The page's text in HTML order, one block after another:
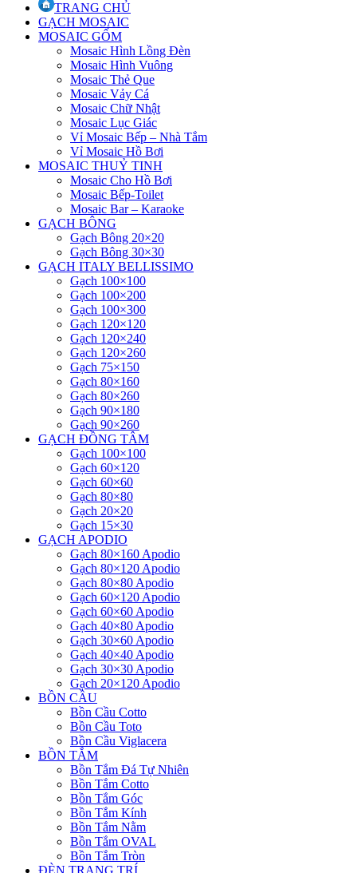
TRANG CHỦ
GẠCH MOSAIC
MOSAIC GỐM
Mosaic Hình Lồng Đèn
Mosaic Hình Vuông
Mosaic Thẻ Que
Mosaic Vảy Cá
Mosaic Chữ Nhật
Mosaic Lục Giác
Vỉ Mosaic Bếp – Nhà Tắm
Vỉ Mosaic Hồ Bơi
MOSAIC THUỶ TINH
Mosaic Cho Hồ Bơi
Mosaic Bếp-Toilet
Mosaic Bar – Karaoke
GẠCH BÔNG
Gạch Bông 20×20
Gạch Bông 30×30
GẠCH ITALY BELLISSIMO
Gạch 100×100
Gạch 100×200
Gạch 100×300
Gạch 120×120
Gạch 120×240
Gạch 120×260
Gạch 75×150
Gạch 80×160
Gạch 80×260
Gạch 90×180
Gạch 90×260
GẠCH ĐỒNG TÂM
Gạch 100×100
Gạch 60×120
Gạch 60×60
Gạch 80×80
Gạch 20×20
Gạch 15×30
GẠCH APODIO
Gạch 80×160 Apodio
Gạch 80×120 Apodio
Gạch 80×80 Apodio
Gạch 60×120 Apodio
Gạch 60×60 Apodio
Gạch 40×80 Apodio
Gạch 30×60 Apodio
Gạch 40×40 Apodio
Gạch 30×30 Apodio
Gạch 20×120 Apodio
BỒN CẦU
Bồn Cầu Cotto
Bồn Cầu Toto
Bồn Cầu Viglacera
BỒN TẮM
Bồn Tắm Đá Tự Nhiên
Bồn Tắm Cotto
Bồn Tắm Góc
Bồn Tắm Kính
Bồn Tắm Nằm
Bồn Tắm OVAL
Bồn Tắm Tròn